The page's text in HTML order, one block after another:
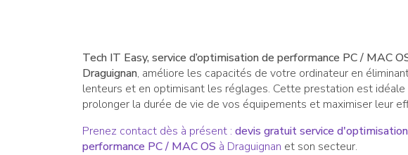
Tech IT Easy, service d’optimisation de performance PC / MAC
Draguignan, améliore les capacités de votre ordinateur en
lenteurs et en optimisant les réglages. Cette prestation est idéale
prolonger la durée de vie de vos équipements et maximiser leur
Prenez contact dès à présent : devis gratuit service
performance PC / MAC OS à Draguignan et son secteur.